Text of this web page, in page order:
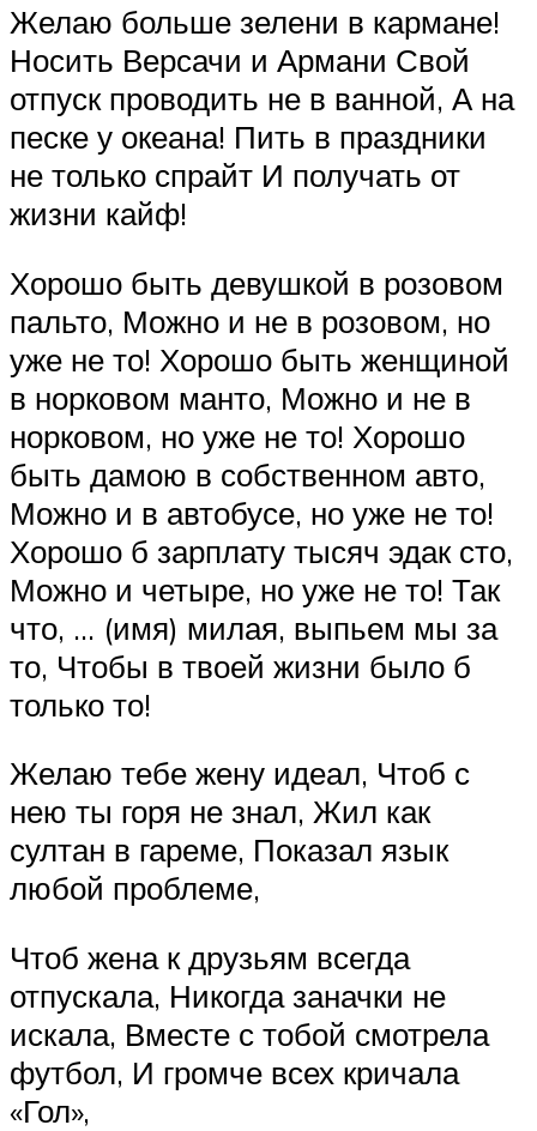
Желаю больше зелени в кармане!
Носить Версачи и Армани Свой
отпуск проводить не в ванной, А на
песке у океана! Пить в праздники
не только спрайт И получать от
жизни кайф!
Хорошо быть девушкой в розовом
пальто, Можно и не в розовом, но
уже не то! Хорошо быть женщиной
в норковом манто, Можно и не в
норковом, но уже не то! Хорошо
быть дамою в собственном авто,
Можно и в автобусе, но уже не то!
Хорошо б зарплату тысяч эдак сто,
Можно и четыре, но уже не то! Так
что, … (имя) милая, выпьем мы за
то, Чтобы в твоей жизни было б
только то!
Желаю тебе жену идеал, Чтоб с
нею ты горя не знал, Жил как
султан в гареме, Показал язык
любой проблеме,
Чтоб жена к друзьям всегда
отпускала, Никогда заначки не
искала, Вместе с тобой смотрела
футбол, И громче всех кричала
«Гол»,